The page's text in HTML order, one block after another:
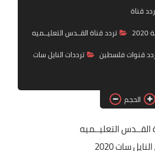
nilesat
iptv
ترددات النايل سات
قناة
تردد قناة القــدس التعليــميه
قنوات فلسطين
ترددات النايل سات
الحجم
القــدس التعليــميه
سات 2020